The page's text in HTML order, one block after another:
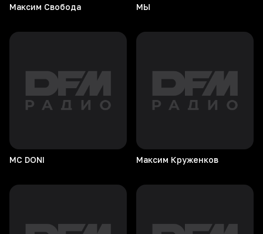
Максим Свобода МЫ
МC DONI Максим Круженков